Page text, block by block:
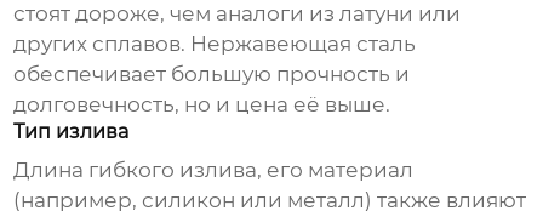
стоят дороже, чем аналоги из латуни или
других сплавов. Нержавеющая сталь
обеспечивает большую прочность и
долговечность, но и цена её выше.
Тип излива
Длина гибкого излива, его материал
(например, силикон или металл) также влияют